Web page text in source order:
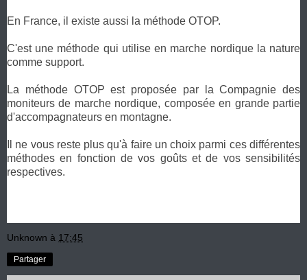
En France, il existe aussi la méthode OTOP.
C'est une méthode qui utilise en marche nordique la nature
comme support.
La méthode OTOP est proposée par la Compagnie des
moniteurs de marche nordique, composée en grande partie
d'accompagnateurs en montagne.
Il ne vous reste plus qu'à faire un choix parmi ces différentes
méthodes en fonction de vos goûts et de vos sensibilités
respectives.
Unknown à 17:45
Partager